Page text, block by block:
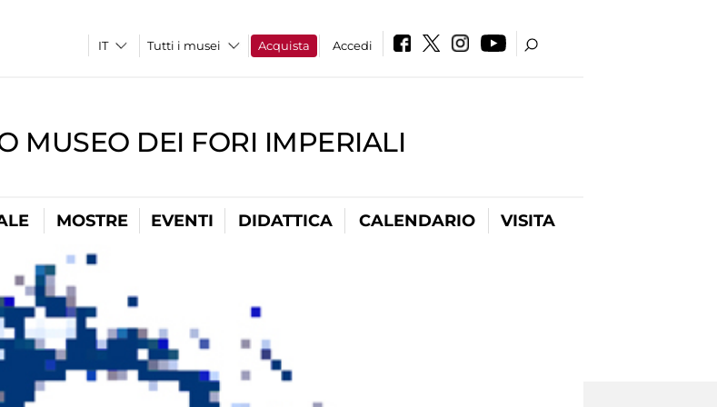
Tutti i musei Acquista Accedi
MUSEO DEI FORI IMPERIALI
MOSTRE EVENTI DIDATTICA CALENDARIO VISITA